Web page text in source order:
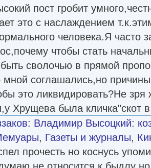
пост гробит
это с наслаждением
человека.Я часто
чтобы стать
сволочью в прямой
соглашались,но причины
это ликвидировать?Не
Хрущева была кличка"скот в
: Владимир Высоцкий:
, Газеты и журналы,
прочесть но коснусь